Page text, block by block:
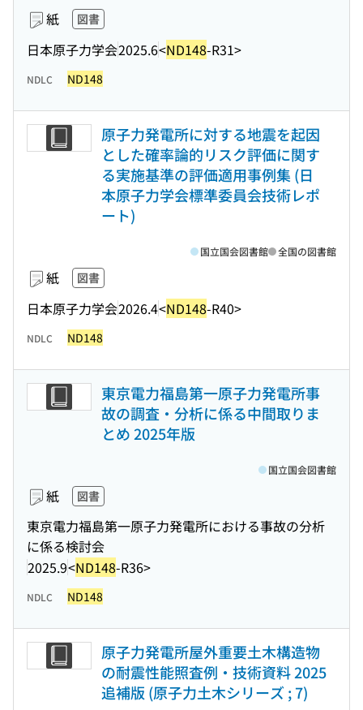
紙 図書
日本原子力学会2025.6<ND148-R31>
NDLC ND148
原子力発電所に対する地震を起因
とした確率論的リスク評価に関す
る実施基準の評価適用事例集 (日
本原子力学会標準委員会技術レポ
ート)
紙 図書
日本原子力学会2026.4<ND148-R40>
国立国会図書館 全国の図書館
NDLC ND148
東京電力福島第一原子力発電所事
故の調査・分析に係る中間取りま
とめ 2025年版
紙 図書
東京電力福島第一原子力発電所における事故の分析
に係る検討会
2025.9<ND148-R36>
国立国会図書館
NDLC ND148
原子力発電所屋外重要土木構造物
の耐震性能照査例・技術資料 2025
追補版 (原子力土木シリーズ ; 7)